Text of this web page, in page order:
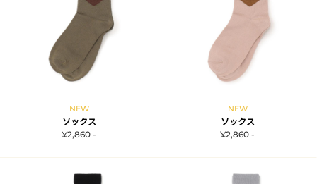
NEW
ソックス
¥2,860 -
NEW
ソックス
¥2,860 -